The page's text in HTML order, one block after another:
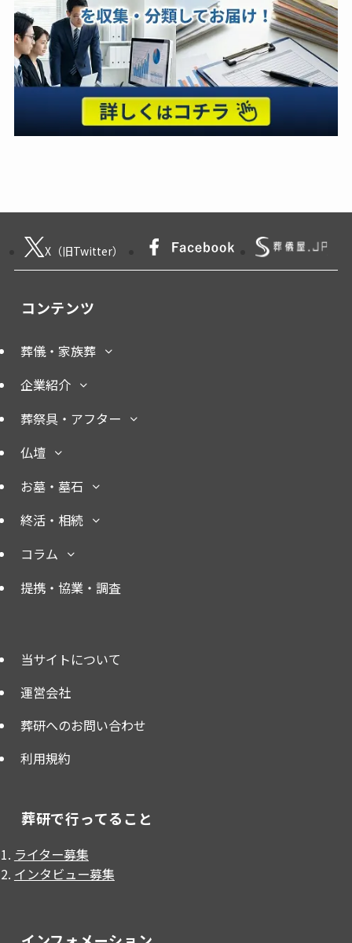
X（旧Twitter）
コンテンツ
葬儀・家族葬
企業紹介
葬祭具・アフター
仏壇
お墓・墓石
終活・相続
コラム
提携・協業・調査
当サイトについて
運営会社
葬研へのお問い合わせ
利用規約
葬研で行ってること
ライター募集
インタビュー募集